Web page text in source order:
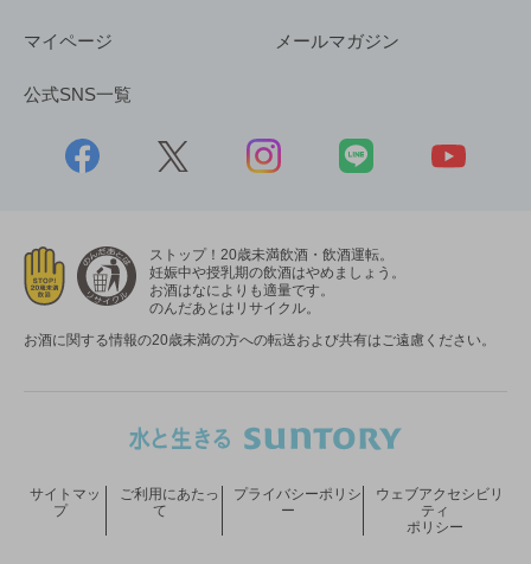
マイページ メールマガジン
公式SNS一覧
ストップ！20歳未満飲酒・飲酒運転。
妊娠中や授乳期の飲酒はやめましょう。
お酒はなによりも適量です。
のんだあとはリサイクル。
お酒に関する情報の20歳未満の方への転送および共有はご遠慮ください。
サイトマッ
プ
ご利用にあたっ
て
プライバシーポリシ
ー
ウェブアクセシビリ
ティ
ポリシー